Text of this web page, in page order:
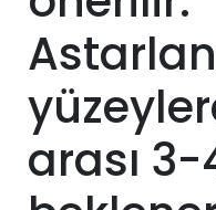
arası